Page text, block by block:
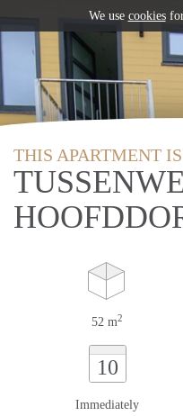
THIS APARTMENT
52 m2
10
Immediately
We use cookiesfor